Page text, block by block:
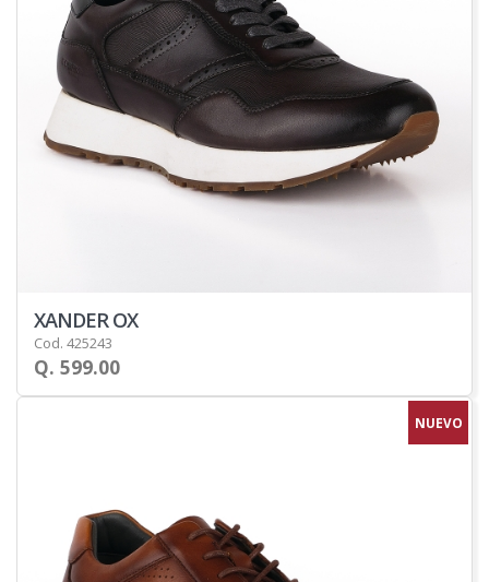
XANDER OX
Cod. 425243
Q. 599.00
NUEVO